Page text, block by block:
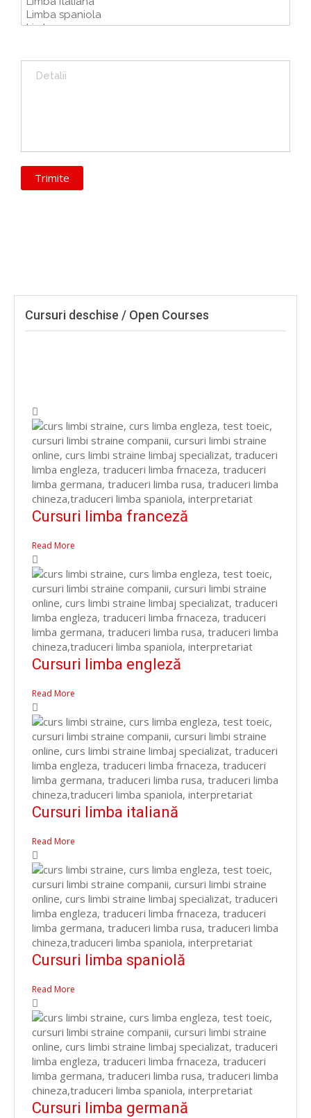
Cursuri deschise / Open Courses
Cursuri limba franceză
Read More
Cursuri limba engleză
Read More
Cursuri limba italiană
Read More
Cursuri limba spaniolă
Read More
Cursuri limba germană